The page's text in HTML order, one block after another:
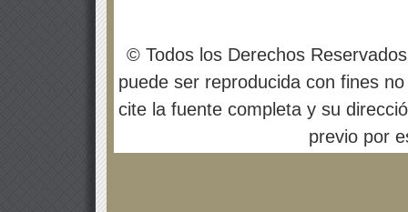
© Todos los Derechos
puede ser reproducida con fines
cite la fuente completa y su
previo por